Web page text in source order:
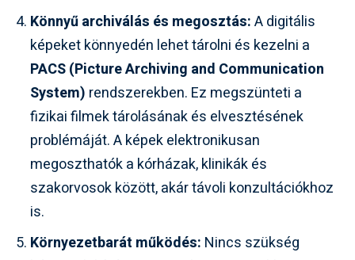
Könnyű archiválás és megosztás:A digitális
képeket könnyedén lehet tárolni és kezelni a
PACS (Picture Archiving and Communication
System) rendszerekben. Ez megszünteti a
fizikai filmek tárolásának és elvesztésének
problémáját. A képek elektronikusan
megoszthatók a kórházak, klinikák és
szakorvosok között, akár távoli konzultációkhoz
is.
Környezetbarát működés: Nincs szükség